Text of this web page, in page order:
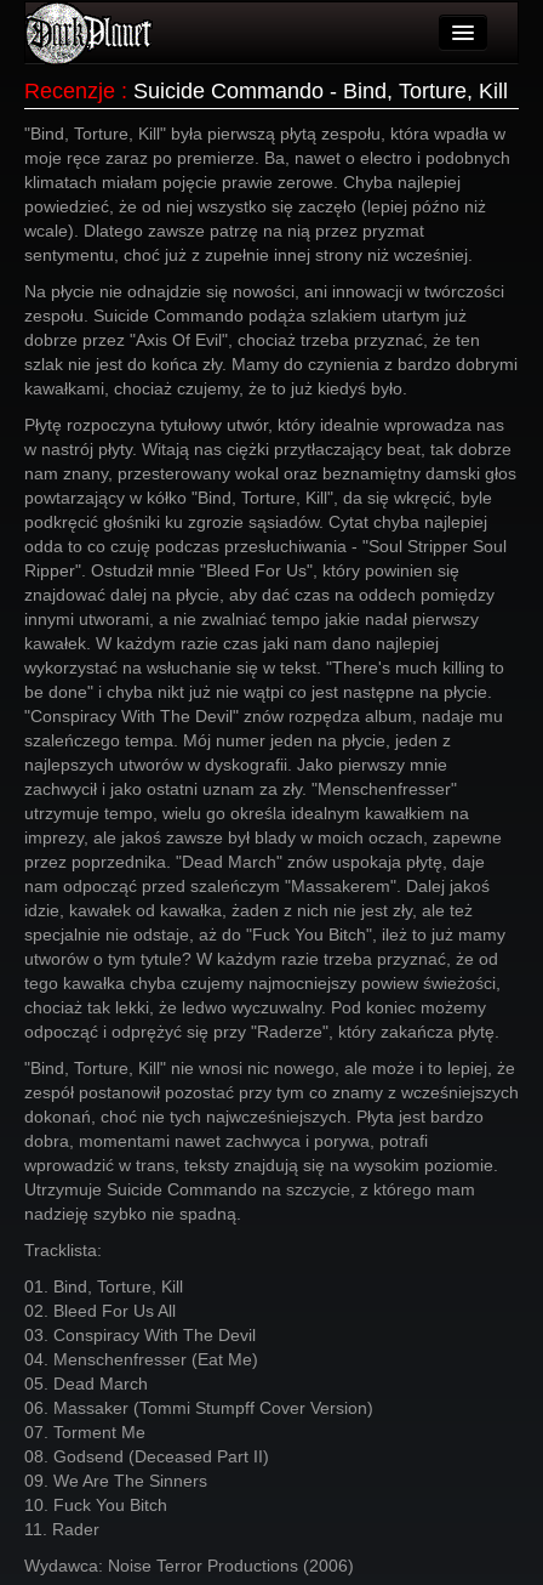
Wydarzenia
Galeria
Forum
Więcej
Login
Recenzje : Suicide Commando - Bind, Torture, Kill
"Bind, Torture, Kill" była pierwszą płytą zespołu, która wpadła w
moje ręce zaraz po premierze. Ba, nawet o electro i podobnych
klimatach miałam pojęcie prawie zerowe. Chyba najlepiej
powiedzieć, że od niej wszystko się zaczęło (lepiej późno niż
wcale). Dlatego zawsze patrzę na nią przez pryzmat
sentymentu, choć już z zupełnie innej strony niż wcześniej.
Na płycie nie odnajdzie się nowości, ani innowacji w twórczości
zespołu. Suicide Commando podąża szlakiem utartym już
dobrze przez "Axis Of Evil", chociaż trzeba przyznać, że ten
szlak nie jest do końca zły. Mamy do czynienia z bardzo dobrymi
kawałkami, chociaż czujemy, że to już kiedyś było.
Płytę rozpoczyna tytułowy utwór, który idealnie wprowadza nas
w nastrój płyty. Witają nas ciężki przytłaczający beat, tak dobrze
nam znany, przesterowany wokal oraz beznamiętny damski głos
powtarzający w kółko "Bind, Torture, Kill", da się wkręcić, byle
podkręcić głośniki ku zgrozie sąsiadów. Cytat chyba najlepiej
odda to co czuję podczas przesłuchiwania - "Soul Stripper Soul
Ripper". Ostudził mnie "Bleed For Us", który powinien się
znajdować dalej na płycie, aby dać czas na oddech pomiędzy
innymi utworami, a nie zwalniać tempo jakie nadał pierwszy
kawałek. W każdym razie czas jaki nam dano najlepiej
wykorzystać na wsłuchanie się w tekst. "There's much killing to
be done" i chyba nikt już nie wątpi co jest następne na płycie.
"Conspiracy With The Devil" znów rozpędza album, nadaje mu
szaleńczego tempa. Mój numer jeden na płycie, jeden z
najlepszych utworów w dyskografii. Jako pierwszy mnie
zachwycił i jako ostatni uznam za zły. "Menschenfresser"
utrzymuje tempo, wielu go określa idealnym kawałkiem na
imprezy, ale jakoś zawsze był blady w moich oczach, zapewne
przez poprzednika. "Dead March" znów uspokaja płytę, daje
nam odpocząć przed szaleńczym "Massakerem". Dalej jakoś
idzie, kawałek od kawałka, żaden z nich nie jest zły, ale też
specjalnie nie odstaje, aż do "Fuck You Bitch", ileż to już mamy
utworów o tym tytule? W każdym razie trzeba przyznać, że od
tego kawałka chyba czujemy najmocniejszy powiew świeżości,
chociaż tak lekki, że ledwo wyczuwalny. Pod koniec możemy
odpocząć i odprężyć się przy "Raderze", który zakańcza płytę.
"Bind, Torture, Kill" nie wnosi nic nowego, ale może i to lepiej, że
zespół postanowił pozostać przy tym co znamy z wcześniejszych
dokonań, choć nie tych najwcześniejszych. Płyta jest bardzo
dobra, momentami nawet zachwyca i porywa, potrafi
wprowadzić w trans, teksty znajdują się na wysokim poziomie.
Utrzymuje Suicide Commando na szczycie, z którego mam
nadzieję szybko nie spadną.
Tracklista:
01. Bind, Torture, Kill
02. Bleed For Us All
03. Conspiracy With The Devil
04. Menschenfresser (Eat Me)
05. Dead March
06. Massaker (Tommi Stumpff Cover Version)
07. Torment Me
08. Godsend (Deceased Part II)
09. We Are The Sinners
10. Fuck You Bitch
11. Rader
Wydawca: Noise Terror Productions (2006)